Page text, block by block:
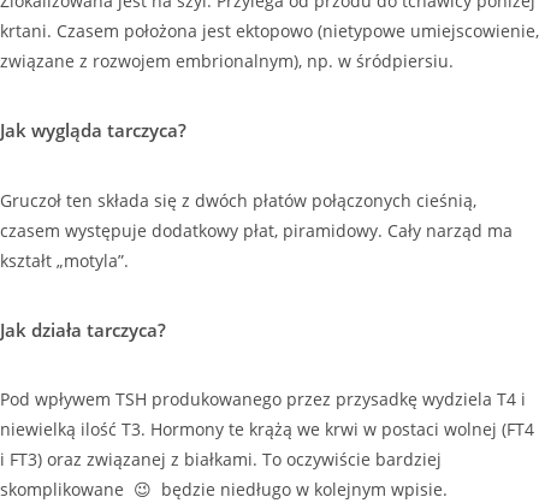
krtani. Czasem położona jest ektopowo (nietypowe umiejscowienie,
związane z rozwojem embrionalnym), np. w śródpiersiu.
Jak wygląda tarczyca?
Gruczoł ten składa się z dwóch płatów połączonych cieśnią,
czasem występuje dodatkowy płat, piramidowy. Cały narząd ma
kształt „motyla”.
Jak działa tarczyca?
Pod wpływem TSH produkowanego przez przysadkę wydziela T4 i
niewielką ilość T3. Hormony te krążą we krwi w postaci wolnej (FT4
i FT3) oraz związanej z białkami. To oczywiście bardziej
skomplikowane 😉 będzie niedługo w kolejnym wpisie.